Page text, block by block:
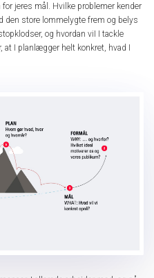
jeres mål. Hvilke problemer kender
den store lommelygte frem og belys
og hvordan viI I tackle
at I planlægger helt konkret, hvad I